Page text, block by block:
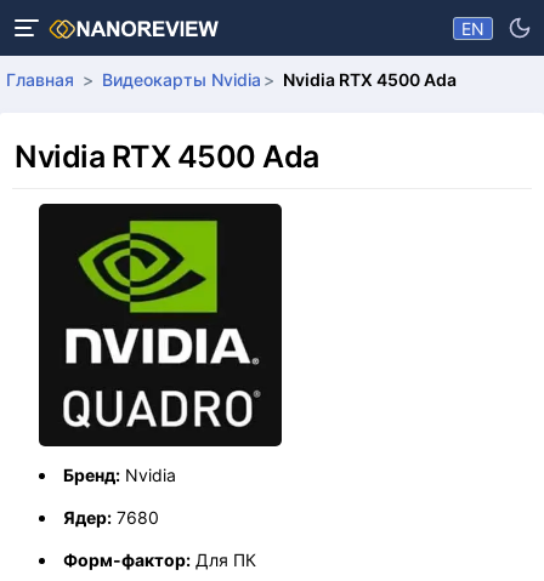
EN
Главная Видеокарты Nvidia Nvidia RTX 4500 Ada
Nvidia RTX 4500 Ada
Бренд: Nvidia
Ядер: 7680
Форм-фактор: Для ПК